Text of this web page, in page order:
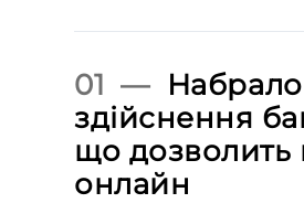
01 —
здійснення
що дозволить
онлайн